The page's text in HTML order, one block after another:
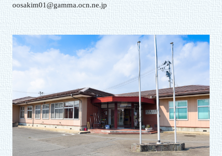
oosakim01@gamma.ocn.ne.jp